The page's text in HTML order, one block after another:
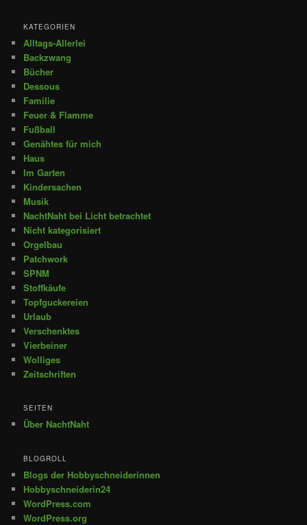
KATEGORIEN
Alltags-Allerlei
Backzwang
Bücher
Dessous
Familie
Feuer & Flamme
Fußball
Genähtes für mich
Haus
Im Garten
Kindersachen
Musik
NachtNaht bei Licht betrachtet
Nicht kategorisiert
Orgelbau
Patchwork
SPNM
Stoffkäufe
Topfguckereien
Urlaub
Verschenktes
Vierbeiner
Wolliges
Zeitschriften
SEITEN
Über NachtNaht
BLOGROLL
Blogs der Hobbyschneiderinnen
Hobbyschneiderin24
WordPress.com
WordPress.org